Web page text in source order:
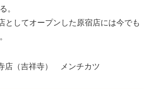
。
としてオープンした原宿店には今でも
（吉祥寺） メンチカツ